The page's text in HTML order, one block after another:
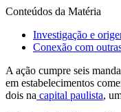
Conteúdos da Matéria
Investigação e
Conexão com
A ação cumpre seis
em estabelecimentos
dois na capital paulista,